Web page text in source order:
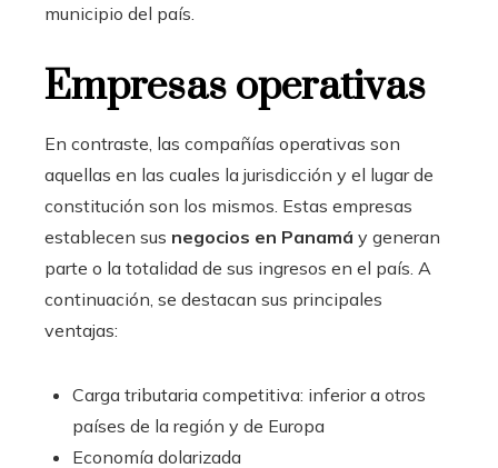
municipio del país.
Empresas operativas
En contraste, las compañías operativas son
aquellas en las cuales la jurisdicción y el lugar de
constitución son los mismos. Estas empresas
establecen sus negocios en Panamá y generan
parte o la totalidad de sus ingresos en el país. A
continuación, se destacan sus principales
ventajas:
Carga tributaria competitiva: inferior a otros
países de la región y de Europa
Economía dolarizada